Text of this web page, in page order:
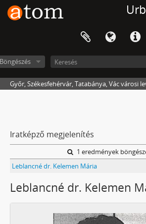
Győr, Székesfehérvár, Tatabánya, Vác városi
Iratképző megjelenítés
1 eredmények
Leblancné dr. Kelemen Mária
Leblancné dr. Kelemen